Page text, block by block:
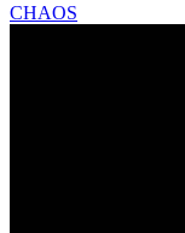
CHAOS